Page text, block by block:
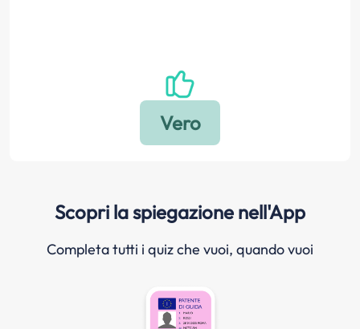
Scopri la spiegazione nell'App
Completa tutti i quiz che vuoi, quando vuoi